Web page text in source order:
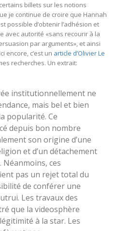
billets sur les notions
je continue de croire que Hannah
possible d’obtenir l’adhésion et
avec autorité «sans recourir à la
par arguments», et ainsi
encore, c’est un article d’Olivier Le
recherches. Un extrait:
institutionnellement ne
mais bel et bien
popularité. Ce
depuis bon nombre
son origine d’une
et d’un détachement
ces
pas un rejet total du
de conférer une
Les travaux des
que la videosphère
à la star. Les